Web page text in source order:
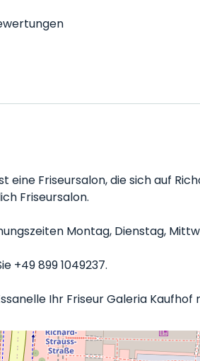
eine Friseursalon, die sich auf
Friseursalon.
Montag, Dienstag,
+49 899 1049237.
Ihr Friseur Galeria